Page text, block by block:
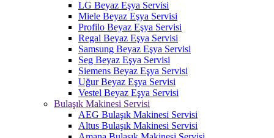
LG Beyaz Eşya Servisi
Miele Beyaz Eşya Servisi
Profilo Beyaz Eşya Servisi
Regal Beyaz Eşya Servisi
Samsung Beyaz Eşya Servisi
Seg Beyaz Eşya Servisi
Siemens Beyaz Eşya Servisi
Uğur Beyaz Eşya Servisi
Vestel Beyaz Eşya Servisi
Bulaşık Makinesi Servisi
AEG Bulaşık Makinesi Servisi
Altus Bulaşık Makinesi Servisi